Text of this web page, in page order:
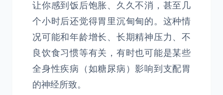
让你感到饭后饱胀、久久不消，甚至几
个小时后还觉得胃里沉甸甸的。这种情
况可能和年龄增长、长期精神压力、不
良饮食习惯等有关，有时也可能是某些
全身性疾病（如糖尿病）影响到支配胃
的神经所致。